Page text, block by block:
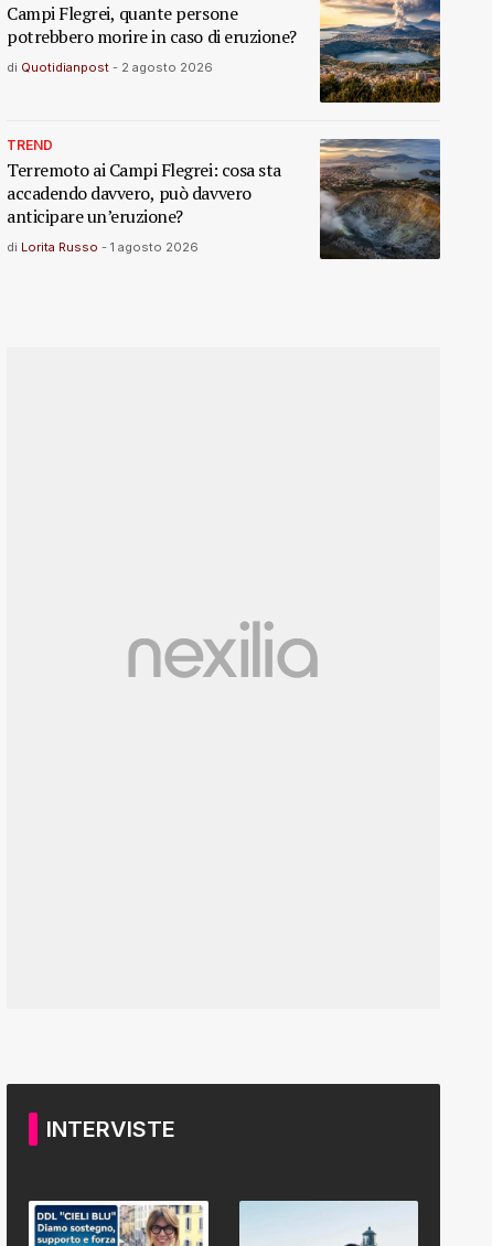
Campi Flegrei, quante persone
potrebbero morire in caso di eruzione?
di Quotidianpost - 2 agosto 2026
TREND
Terremoto ai Campi Flegrei: cosa sta
accadendo davvero, può davvero
anticipare un’eruzione?
di Lorita Russo - 1 agosto 2026
INTERVISTE